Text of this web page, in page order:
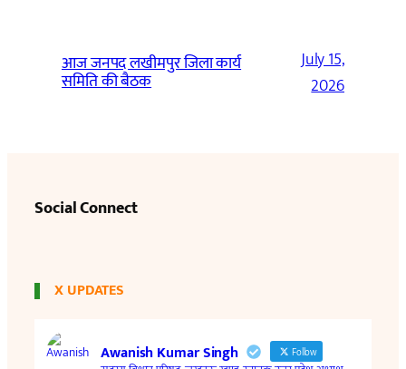
आज जनपद लखीमपुर जिला कार्य
समिति की बैठक
July 15,
2026
Social Connect
X UPDATES